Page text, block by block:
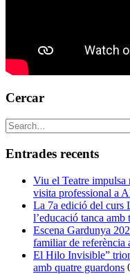
Cercar
Entrades recents
Viu el Teatre impulsa
visita professional a
La 7a edició del curs
l’educació tanca amb
Escena Gardunya
familiar de referència
El Hilo Invisible”
amb quatre guardons